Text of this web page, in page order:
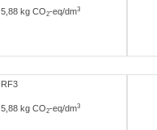
5,88 kg CO2-eq/dm3
RF3
5,88 kg CO2-eq/dm3